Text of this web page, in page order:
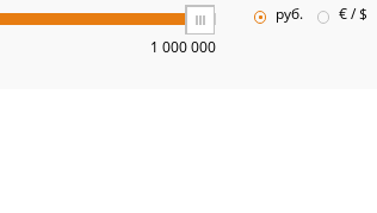
1 000 000
руб.
€ / $